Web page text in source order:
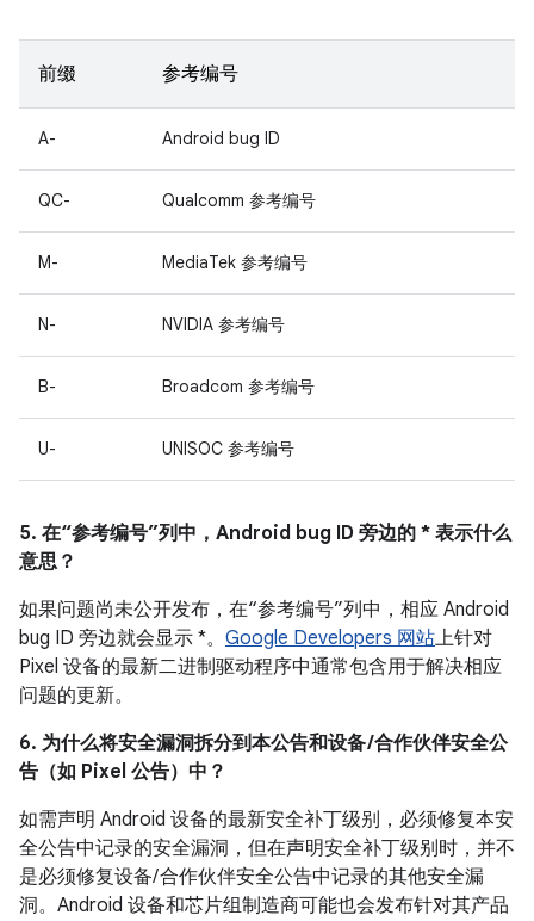
前缀 参考编号
A- Android bug ID
QC- Qualcomm 参考编号
M- MediaTek 参考编号
N- NVIDIA 参考编号
B- Broadcom 参考编号
U- UNISOC 参考编号
5. 在“参考编号”列中，Android bug ID 旁边的 * 表示什么
意思？
如果问题尚未公开发布，在“参考编号”列中，相应 Android
bug ID 旁边就会显示 *。 Google Developers 网站上针对
Pixel 设备的最新二进制驱动程序中通常包含用于解决相应
问题的更新。
6. 为什么将安全漏洞拆分到本公告和设备 /合作伙伴安全公
告（如 Pixel 公告）中？
如需声明 Android 设备的最新安全补丁级别，必须修复本安
全公告中记录的安全漏洞，但在声明安全补丁级别时，并不
是必须修复设备/ 合作伙伴安全公告中记录的其他安全漏
洞。Android 设备和芯片组制造商可能也会发布针对其产品